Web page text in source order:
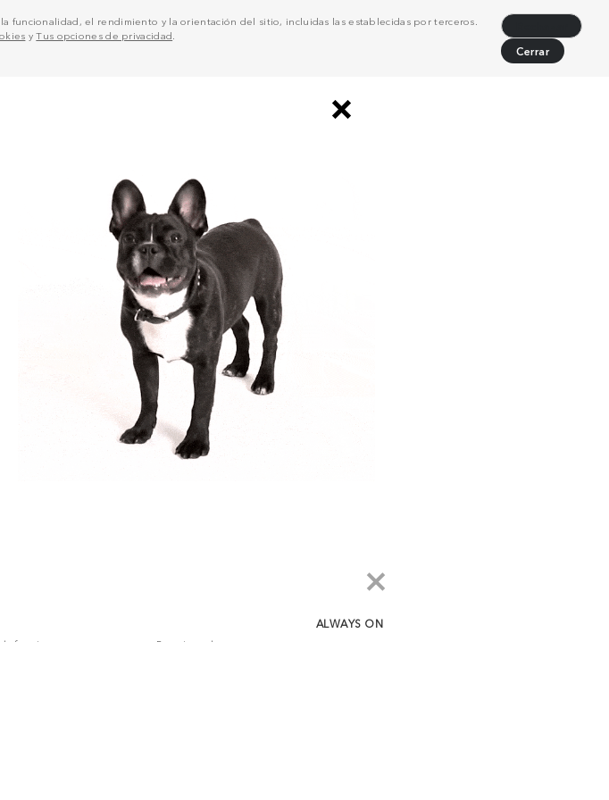
funcionalidad, el rendimiento y la orientación del sitio, incluidas las establecidas por terceros.
yTus opciones de privacidad
Cerrar